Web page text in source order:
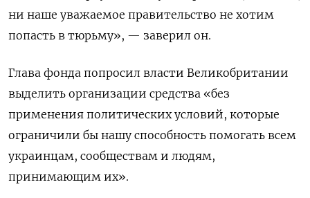
ни наше уважаемое правительство не хотим
попасть в тюрьму», — заверил он.
Глава фонда попросил власти Великобритании
выделить организации средства «без
применения политических условий, которые
ограничили бы нашу способность помогать всем
украинцам, сообществам и людям,
принимающим их».